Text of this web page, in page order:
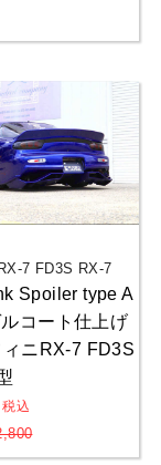
7 FD3S RX-7
Spoiler type A
コート仕上げ
ニRX-7 FD3S
税込